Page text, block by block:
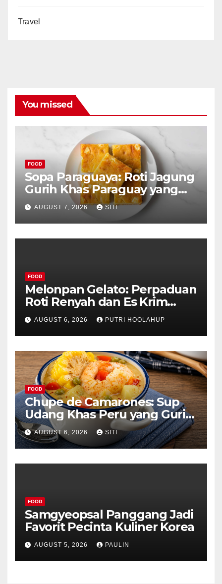
Travel
You missed
FOOD
Sopa Paraguaya: Roti Jagung
Gurih Khas Paraguay yang
Unik
AUGUST 7, 2026 SITI
FOOD
Melonpan Gelato: Perpaduan
Roti Renyah dan Es Krim
Lembut yang Menggoda
AUGUST 6, 2026 PUTRI HOOLAHUP
FOOD
Chupe de Camarones: Sup
Udang Khas Peru yang Gurih
Lezat
AUGUST 6, 2026 SITI
FOOD
Samgyeopsal Panggang Jadi
Favorit Pecinta Kuliner Korea
AUGUST 5, 2026 PAULIN